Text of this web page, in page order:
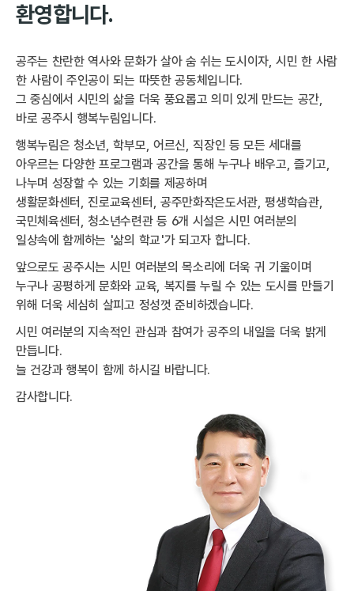
환영합니다.
공주는 찬란한 역사와 문화가 살아 숨 쉬는 도시이자, 시민 한 사람
한 사람이 주인공이 되는 따뜻한 공동체입니다.
그 중심에서 시민의 삶을 더욱 풍요롭고 의미 있게 만드는 공간,
바로 공주시 행복누림입니다.
행복누림은 청소년, 학부모, 어르신, 직장인 등 모든 세대를
아우르는 다양한 프로그램과 공간을 통해 누구나 배우고, 즐기고,
나누며 성장할 수 있는 기회를 제공하며
생활문화센터, 진로교육센터, 공주만화작은도서관, 평생학습관,
국민체육센터, 청소년수련관 등 6개 시설은 시민 여러분의
일상속에 함께하는 '삶의 학교'가 되고자 합니다.
앞으로도 공주시는 시민 여러분의 목소리에 더욱 귀 기울이며
누구나 공평하게 문화와 교육, 복지를 누릴 수 있는 도시를 만들기
위해 더욱 세심히 살피고 정성껏 준비하겠습니다.
시민 여러분의 지속적인 관심과 참여가 공주의 내일을 더욱 밝게
만듭니다.
늘 건강과 행복이 함께 하시길 바랍니다.
감사합니다.